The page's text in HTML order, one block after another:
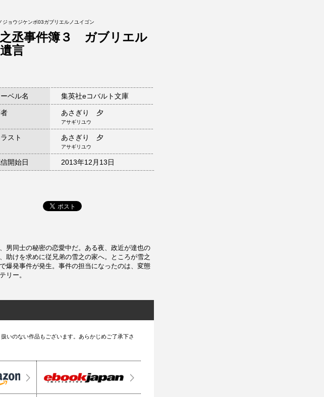
ジョウジケンボ03ガブリエルノユイゴン
丞事件簿３ ガブリエル
言
ベル名 集英社eコバルト文庫
あさぎり 夕
アサギリユウ
スト あさぎり 夕
アサギリユウ
開始日 2013年12月13日
男同士の秘密の恋愛中だ。ある夜、政近が達也の
けを求めに従兄弟の雪之の家へ。ところが雪之
爆発事件が発生。事件の担当になったのは、変態
リー。
いのない作品もございます。あらかじめご了承下さ